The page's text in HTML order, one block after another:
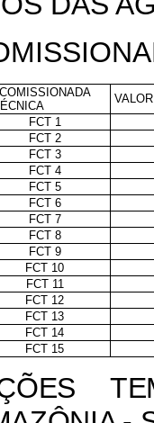
FCT 1
FCT 2
FCT 3
FCT 4
FCT 5
FCT 6
FCT 7
FCT 8
FCT 9
FCT 10
FCT 11
FCT 12
FCT 13
FCT 14
FCT 15